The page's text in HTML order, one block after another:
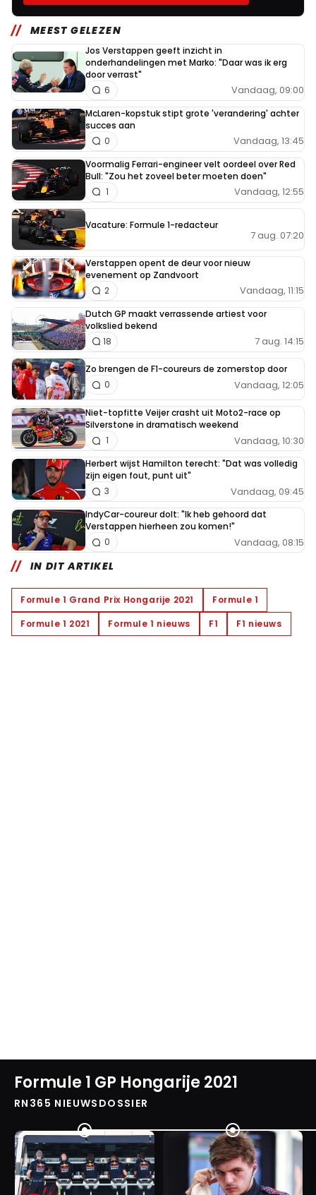
MEEST GELEZEN
Jos Verstappen geeft inzicht in
onderhandelingen met Marko: "Daar was ik erg
door verrast"
Vandaag, 09:00
6
McLaren-kopstuk stipt grote 'verandering' achter
succes aan
Vandaag, 13:45
0
Voormalig Ferrari-engineer velt oordeel over Red
Bull: "Zou het zoveel beter moeten doen"
Vandaag, 12:55
1
Vacature: Formule 1-redacteur
7 aug. 07:20
Verstappen opent de deur voor nieuw
evenement op Zandvoort
Vandaag, 11:15
2
Dutch GP maakt verrassende artiest voor
volkslied bekend
7 aug. 14:15
18
Zo brengen de F1-coureurs de zomerstop door
Vandaag, 12:05
0
Niet-topfitte Veijer crasht uit Moto2-race op
Silverstone in dramatisch weekend
Vandaag, 10:30
1
Herbert wijst Hamilton terecht: "Dat was volledig
zijn eigen fout, punt uit"
Vandaag, 09:45
3
IndyCar-coureur dolt: "Ik heb gehoord dat
Verstappen hierheen zou komen!"
Vandaag, 08:15
0
IN DIT ARTIKEL
Formule 1 Grand Prix Hongarije 2021
Formule 1
Formule 1 2021
Formule 1 nieuws F1 F1 nieuws
Formule 1 GP Hongarije 2021
RN365 NIEUWSDOSSIER